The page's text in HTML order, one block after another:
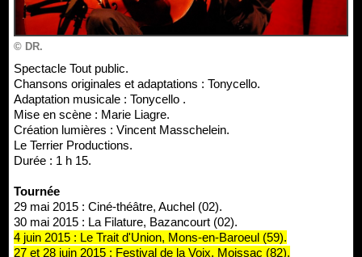
© DR.
Spectacle Tout public.
Chansons originales et adaptations : Tonycello.
Adaptation musicale : Tonycello .
Mise en scène : Marie Liagre.
Création lumières : Vincent Masschelein.
Le Terrier Productions.
Durée : 1 h 15.
Tournée
29 mai 2015 : Ciné-théâtre, Auchel (02).
30 mai 2015 : La Filature, Bazancourt (02).
4 juin 2015 : Le Trait d'Union, Mons-en-Baroeul (59).
27 et 28 juin 2015 : Festival de la Voix, Moissac (82).